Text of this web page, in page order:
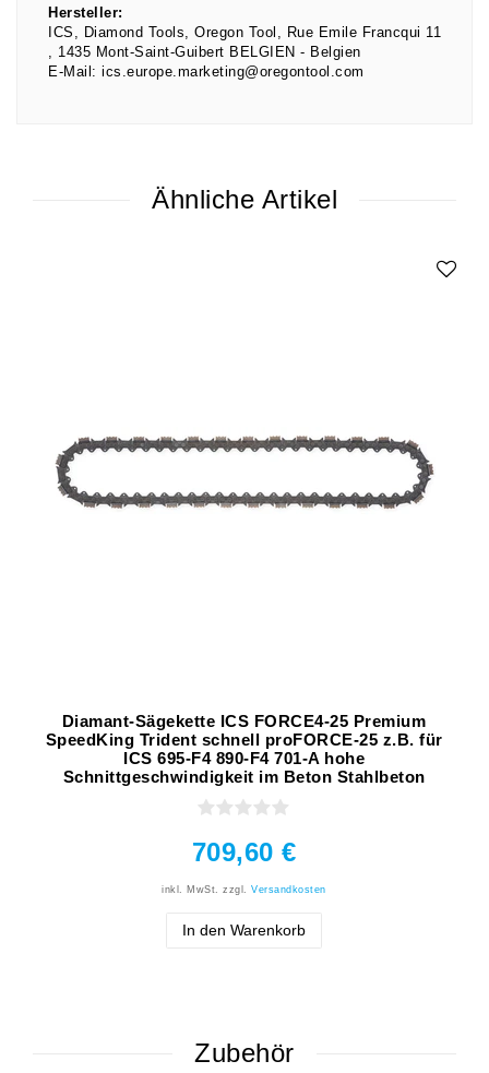
Hersteller:
ICS, Diamond Tools, Oregon Tool
Rue Emile Francqui 11
1435 Mont-Saint-Guibert BELGIEN
Belgien
E-Mail: ics.europe.marketing@oregontool.com
Ähnliche Artikel
Diamant-Sägekette ICS FORCE4-25 Premium
SpeedKing Trident schnell proFORCE-25 z.B. für
ICS 695-F4 890-F4 701-A hohe
Schnittgeschwindigkeit im Beton Stahlbeton
709,60 €
inkl. MwSt. zzgl.Versandkosten
In den Warenkorb
Zubehör